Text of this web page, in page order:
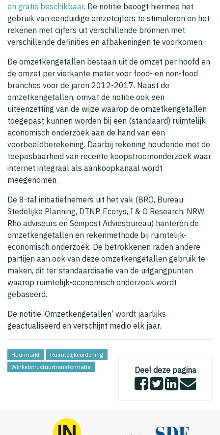
en gratis beschikbaar. De notitie beoogt hiermee het
gebruik van eenduidige omzetcijfers te stimuleren en het
rekenen met cijfers uit verschillende bronnen met
verschillende definities en afbakeningen te voorkomen.
De omzetkengetallen bestaan uit de omzet per hoofd en
de omzet per vierkante meter voor food- en non-food
branches voor de jaren 2012-2017. Naast de
omzetkengetallen, omvat de notitie ook een
uiteenzetting van de wijze waarop de omzetkengetallen
toegepast kunnen worden bij een (standaard) ruimtelijk
economisch onderzoek aan de hand van een
voorbeeldberekening. Daarbij rekening houdende met de
toepasbaarheid van recente koopstroomonderzoek waar
internet integraal als aankoopkanaal wordt
meegenomen.
De 8-tal initiatiefnemers uit het vak (BRO, Bureau
Stedelijke Planning, DTNP, Ecorys, I & O Research, NRW,
Rho adviseurs en Seinpost Adviesbureau) hanteren de
omzetkengetallen en rekenmethode bij ruimtelijk-
economisch onderzoek. De betrokkenen raden andere
partijen aan ook van deze omzetkengetallen gebruik te
maken, dit ter standaardisatie van de uitgangpunten
waarop ruimtelijk-economisch onderzoek wordt
gebaseerd.
De notitie ‘Omzetkengetallen’ wordt jaarlijks
geactualiseerd en verschijnt medio elk jaar.
Deel deze pagina
Huurmarkt
Ruimtelijkeordening
Winkelstructuurtransformatie